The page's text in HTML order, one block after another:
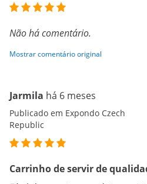
Não há comentário.
Mostrar comentário original
Jarmila há 6 meses
Publicado em Expondo Czech
Republic
Carrinho de servir de